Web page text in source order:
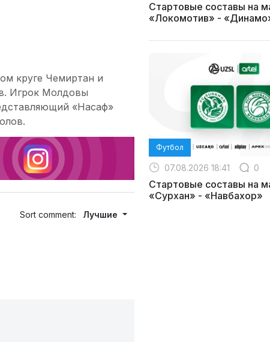
круге Чемиртан и
Игрок Молдовы
«Насаф»
Sort comment: Лучшие
Стартовые составы на
«Локомотив» -
Футбол
07.08.2026 18:41 0
Стартовые составы на
«Сурхан» - «Навбахор»